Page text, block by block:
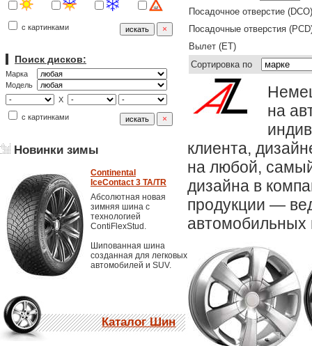
с картинками
Поиск дисков:
Марка
Модель
X
с картинками
Новинки зимы
Continental
IceContact 3 TA/TR
Абсолютная новая
зимняя шина с
технологией
ContiFlexStud.
Шипованная шина
созданная для легковых
автомобилей и SUV.
Каталог Шин
Посадочное отверстие (DCO)
Посадочные отверстия
Вылет (ET)
Сортировка по
на
клиента,
на любой,
дизайна в
продукции —
автомобильных